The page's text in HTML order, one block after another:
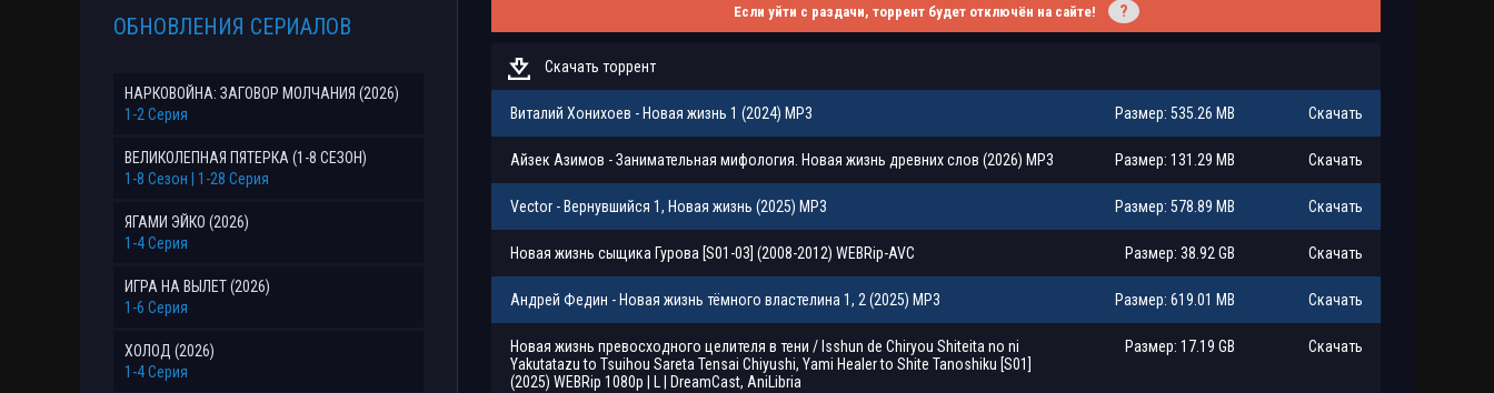
Если уйти с раздачи, торрент будет отключён на сайте! ?
Скачать торрент
Виталий Хонихоев - Новая жизнь 1 (2024) MP3 Размер: 535.26 MB Скачать
Айзек Азимов - Занимательная мифология. Новая жизнь древних слов (2026) MP3 Размер: 131.29 MB Скачать
Vector - Вернувшийся 1, Новая жизнь (2025) МР3 Размер: 578.89 MB Скачать
Новая жизнь сыщика Гурова [S01-03] (2008-2012) WEBRip-AVC Размер: 38.92 GB Скачать
Андрей Федин - Новая жизнь тёмного властелина 1, 2 (2025) МР3 Размер: 619.01 MB Скачать
Новая жизнь превосходного целителя в тени / Isshun de Chiryou Shiteita no ni
Yakutatazu to Tsuihou Sareta Tensai Chiyushi, Yami Healer to Shite Tanoshiku [S01]
(2025) WEBRip 1080p | L | DreamCast, AniLibria
Размер: 17.19 GB Скачать
ОБНОВЛЕНИЯ СЕРИАЛОВ
НАРКОВОЙНА: ЗАГОВОР МОЛЧАНИЯ (2026)
1-2 Серия
ВЕЛИКОЛЕПНАЯ ПЯТЕРКА (1-8 СЕЗОН)
1-8 Сезон | 1-28 Серия
ЯГАМИ ЭЙКО (2026)
1-4 Серия
ИГРА НА ВЫЛЕТ (2026)
1-6 Серия
ХОЛОД (2026)
1-4 Серия